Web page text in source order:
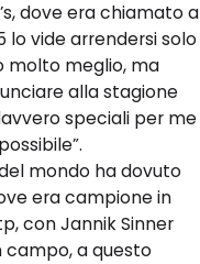
dove era chiamato a
vide arrendersi solo
molto meglio, ma
alla stagione
speciali per me
mondo ha dovuto
era campione in
con Jannik Sinner
campo, a questo